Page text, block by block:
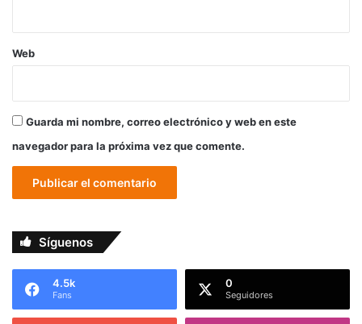
Web
Guarda mi nombre, correo electrónico y web en este
navegador para la próxima vez que comente.
Síguenos
4.5k
Fans
0
Seguidores